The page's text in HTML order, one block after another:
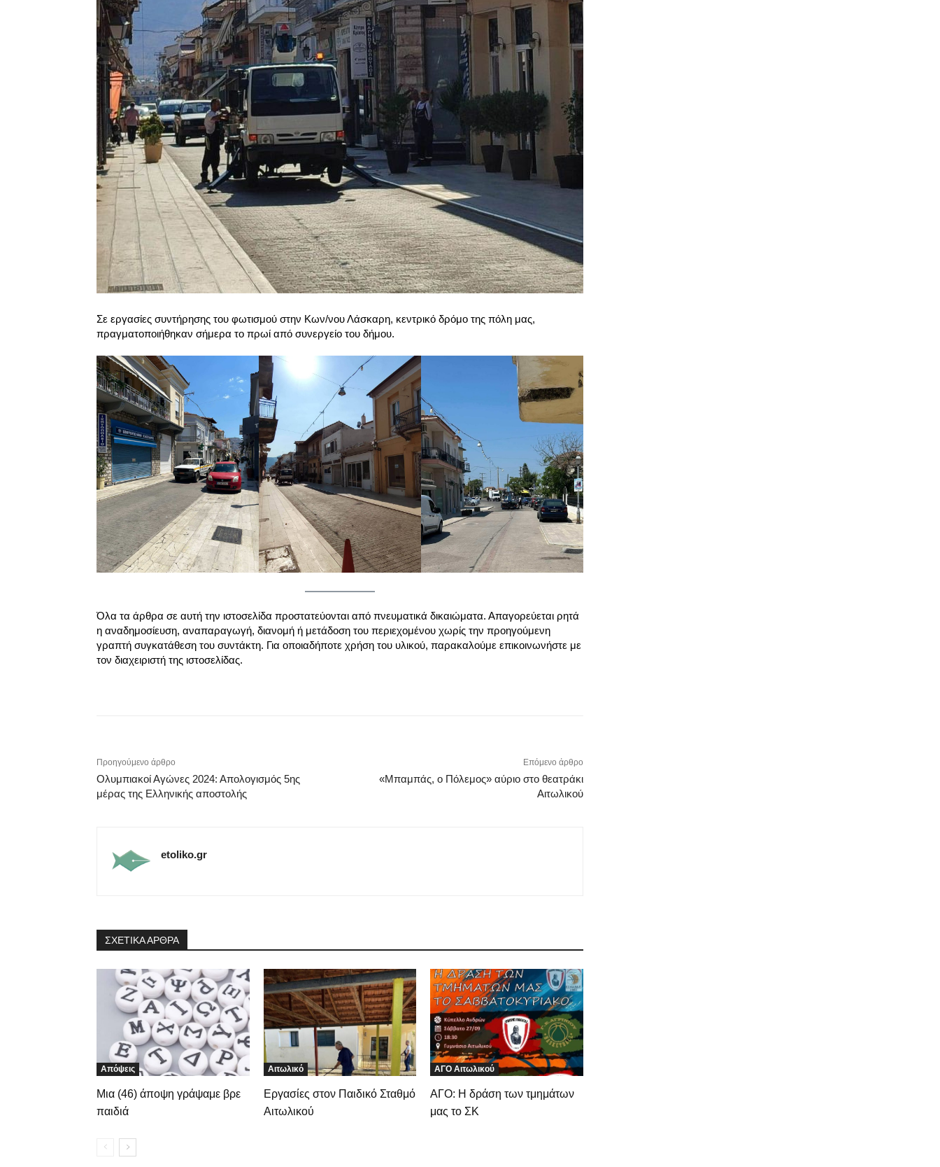
Σε εργασίες συντήρησης του φωτισμού στην Κων/νου Λάσκαρη, κεντρικό δρόμο της πόλη μας,
πραγματοποιήθηκαν σήμερα το πρωί από συνεργείο του δήμου.
Όλα τα άρθρα σε αυτή την ιστοσελίδα προστατεύονται από πνευματικά δικαιώματα. Απαγορεύεται ρητά
η αναδημοσίευση, αναπαραγωγή, διανομή ή μετάδοση του περιεχομένου χωρίς την προηγούμενη
γραπτή συγκατάθεση του συντάκτη. Για οποιαδήποτε χρήση του υλικού, παρακαλούμε επικοινωνήστε με
τον διαχειριστή της ιστοσελίδας.
Προηγούμενο άρθρο
Ολυμπιακοί Αγώνες 2024: Απολογισμός 5ης
μέρας της Ελληνικής αποστολής
Επόμενο άρθρο
«Μπαμπάς, ο Πόλεμος» αύριο στο θεατράκι
Αιτωλικού
etoliko.gr
ΣΧΕΤΙΚΑ ΑΡΘΡΑ
Απόψεις
Μια (46) άποψη γράψαμε βρε
παιδιά
Αιτωλικό
Εργασίες στον Παιδικό Σταθμό
Αιτωλικού
ΑΓΟ Αιτωλικού
ΑΓΟ: Η δράση των τμημάτων
μας το ΣΚ